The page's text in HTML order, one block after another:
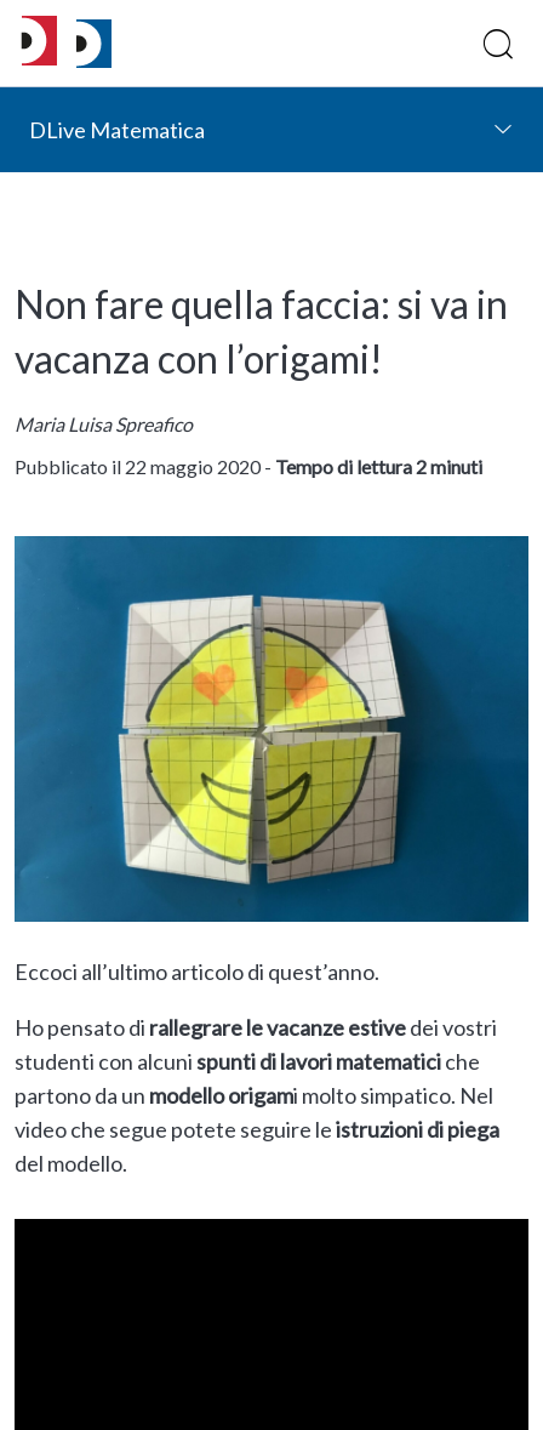
DLive Matematica
Non fare quella faccia: si va in
vacanza con l’origami!
Maria Luisa Spreafico
Pubblicato il 22 maggio 2020 - Tempo di lettura 2 minuti
Eccoci all’ultimo articolo di quest’anno.
Ho pensato di rallegrare le vacanze estivedei vostri
studenti con alcunispunti di lavori matematiciche
partono da un modello origami molto simpatico. Nel
video che segue potete seguire leistruzioni di piega
del modello.